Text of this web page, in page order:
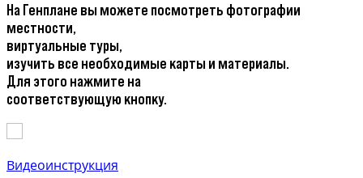
На Генплане вы можете посмотреть фотографии
местности,
виртуальные туры,
изучить все необходимые карты и материалы.
Для этого нажмите на
соответствующую кнопку.
Видеоинструкция